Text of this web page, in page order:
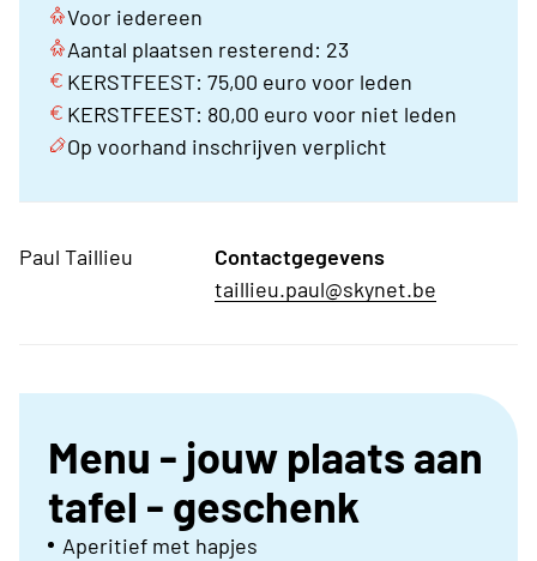
Voor iedereen
Aantal plaatsen resterend: 23
KERSTFEEST: 75,00 euro voor leden
KERSTFEEST: 80,00 euro voor niet leden
Op voorhand inschrijven verplicht
Paul Taillieu
Contactgegevens
taillieu.paul@skynet.be
Menu - jouw plaats aan
tafel - geschenk
Aperitief met hapjes